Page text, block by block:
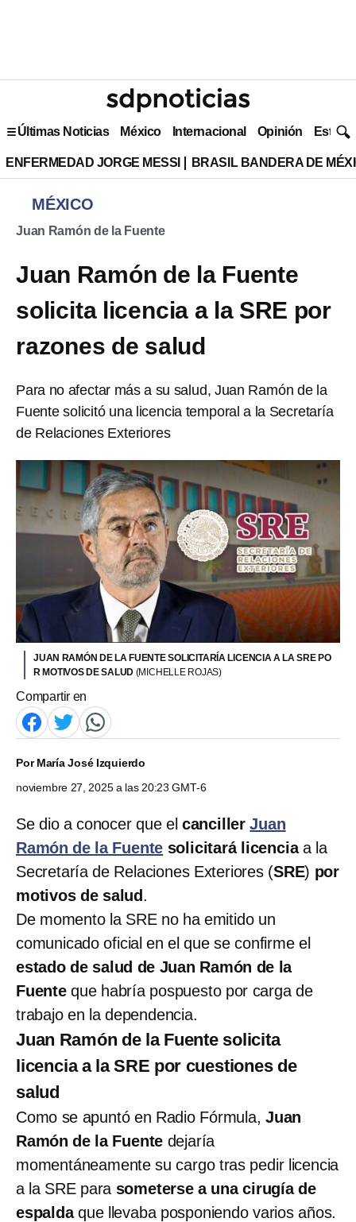
Últimas Noticias México Internacional Opinión Estilo
ENFERMEDAD JORGE MESSI BRASIL BANDERA DE
MÉXICO
Juan Ramón de la Fuente
Juan Ramón de la Fuente
solicita licencia a la SRE por
razones de salud
Para no afectar más a su salud, Juan Ramón de la
Fuente solicitó una licencia temporal a la Secretaría
de Relaciones Exteriores
JUAN RAMÓN DE LA FUENTE SOLICITARÍA LICENCIA A LA SRE PO
R MOTIVOS DE SALUD (MICHELLE ROJAS)
Compartir en
PorMaría José Izquierdo
noviembre 27, 2025 a las 20:23 GMT-6
Se dio a conocer que el cancillerJuan
Ramón de la Fuente solicitará licenciaa la
Secretaría de Relaciones Exteriores (SRE) por
motivos de salud .
De momento la SRE no ha emitido un
comunicado oficial en el que se confirme el
estado de salud de Juan Ramón de la
Fuenteque habría pospuesto por carga de
trabajo en la dependencia.
Juan Ramón de la Fuente solicita
licencia a la SRE por cuestiones de
salud
Como se apuntó en Radio Fórmula, Juan
Ramón de la Fuente dejaría
momentáneamente su cargo tras pedir licencia
a la SRE para someterse a una cirugía de
espaldaque llevaba posponiendo varios años.